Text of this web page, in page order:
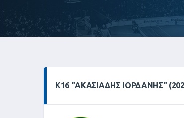
Κ16 "ΑΚΑΣΙΆΔΗΣ ΙΟΡΔΆΝΗΣ"